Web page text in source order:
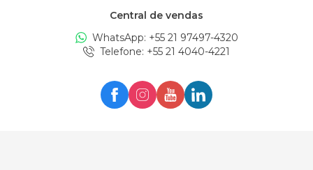
Central de vendas
WhatsApp: +55 21 97497-4320
Telefone: +55 21 4040-4221